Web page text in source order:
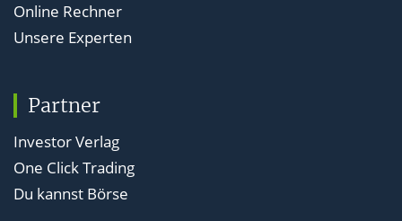
Online Rechner
Unsere Experten
Partner
Investor Verlag
One Click Trading
Du kannst Börse